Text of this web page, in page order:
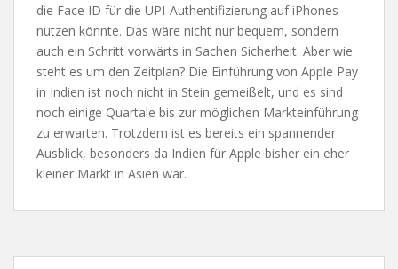
die Face ID für die UPI-Authentifizierung auf iPhones
nutzen könnte. Das wäre nicht nur bequem, sondern
auch ein Schritt vorwärts in Sachen Sicherheit. Aber wie
steht es um den Zeitplan? Die Einführung von Apple Pay
in Indien ist noch nicht in Stein gemeißelt, und es sind
noch einige Quartale bis zur möglichen Markteinführung
zu erwarten. Trotzdem ist es bereits ein spannender
Ausblick, besonders da Indien für Apple bisher ein eher
kleiner Markt in Asien war.